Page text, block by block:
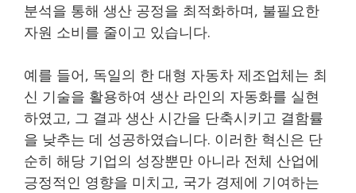
분석을 통해 생산 공정을 최적화하며, 불필요한
자원 소비를 줄이고 있습니다.
예를 들어, 독일의 한 대형 자동차 제조업체는 최
신 기술을 활용하여 생산 라인의 자동화를 실현
하였고, 그 결과 생산 시간을 단축시키고 결함률
을 낮추는 데 성공하였습니다. 이러한 혁신은 단
순히 해당 기업의 성장뿐만 아니라 전체 산업에
긍정적인 영향을 미치고, 국가 경제에 기여하는